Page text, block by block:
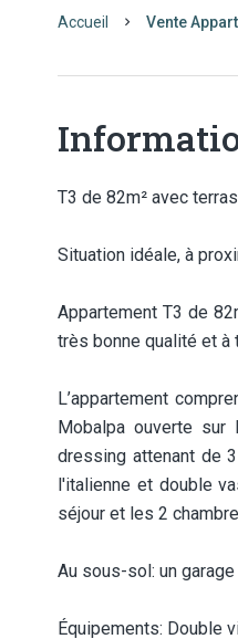
Accueil Vente
T3 de 82m² avec
Situation idéale, à
Appartement T3 de
très bonne qualité et à
L’appartement
Mobalpa ouverte sur
dressing attenant de
l'italienne et double
séjour et les 2
Au sous-sol: un
Équipements: Double